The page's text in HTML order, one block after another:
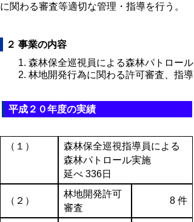
に関わる審査等適切な管理・指導を行う。
２ 事業の内容
森林保全巡視員による森林パトロール
林地開発行為に関わる許可審査、指導
平成２０年度の実績
（１）
森林保全巡視指導員による
森林パトロール実施
延べ 336日
（２）
林地開発許可
審査
8 件